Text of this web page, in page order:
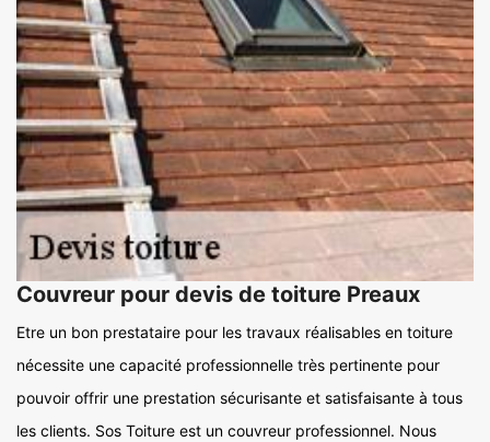
Couvreur pour devis de toiture Preaux
Etre un bon prestataire pour les travaux réalisables en toiture
nécessite une capacité professionnelle très pertinente pour
pouvoir offrir une prestation sécurisante et satisfaisante à tous
les clients. Sos Toiture est un couvreur professionnel. Nous